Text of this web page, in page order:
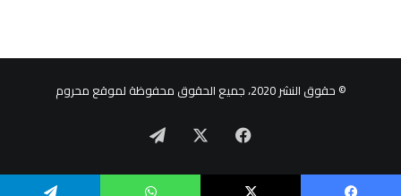
© حقوق النشر 2020، جميع الحقوق محفوظة لموقع محروم
فيسبوك تيلقرام